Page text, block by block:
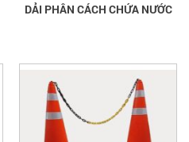
DẢI PHÂN CÁCH CHỨA NƯỚC